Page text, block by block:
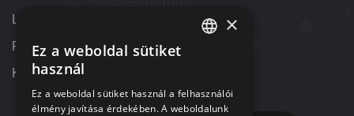
Letöltések
Referenciák
Kapcsolat
×
Ez a weboldal sütiket
használ
Ez a weboldal sütiket használ a felhasználói
élmény javítása érdekében. A weboldalunk